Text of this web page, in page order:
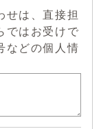
せは、直接担
ではお受けで
などの個人情